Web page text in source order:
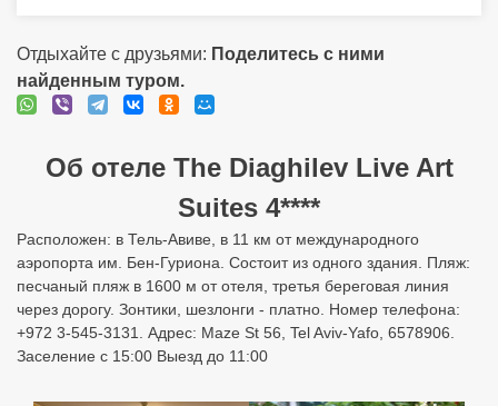
Отдыхайте с друзьями: Поделитесь с ними
найденным туром.
Об отеле The Diaghilev Live Art
Suites 4****
Расположен: в Тель-Авиве, в 11 км от международного
аэропорта им. Бен-Гуриона. Состоит из одного здания. Пляж:
песчаный пляж в 1600 м от отеля, третья береговая линия
через дорогу. Зонтики, шезлонги - платно. Номер телефона:
+972 3-545-3131. Адрес: Maze St 56, Tel Aviv-Yafo, 6578906.
Заселение с 15:00 Выезд до 11:00